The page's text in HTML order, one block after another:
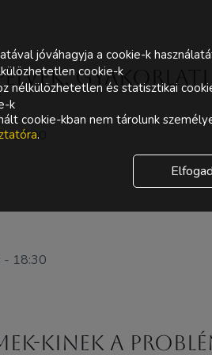
gyakorlati
17:00
- 18:30
kinek a
jóváhagyja a cookie-k
cookie-k
nélkülözhetetlen és statisztikai
k
cookie-kban nem tárolunk
.